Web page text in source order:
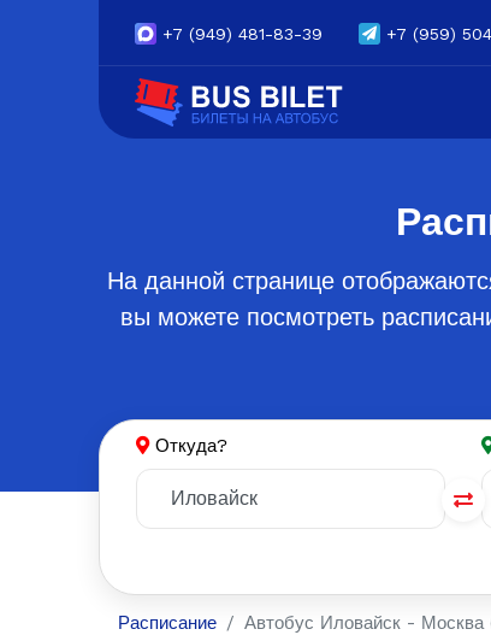
+7 (949) 481-83-39 +7 (959)
На данной странице
вы можете посмотреть
Откуда?
Расписание Автобус Иловайск - Москва